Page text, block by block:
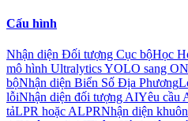
Cấu hình
Nhận diện Đối tượng Cục bộHọc
mô hình Ultralytics YOLO sang
bộNhận diện Biển Số Địa Phương
lỗiNhận diện đối tượng AIYêu cầu
tảLPR hoặc ALPRNhận diện